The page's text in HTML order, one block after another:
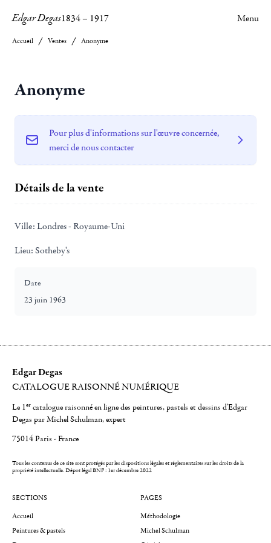
Edgar Degas1834– 1917 Menu
Accueil Ventes Anonyme
Anonyme
Pour plus d'informations sur l'œuvre concernée,
merci de nous contacter
Détails de la vente
Ville: Londres - Royaume-Uni
Lieu: Sotheby's
Date
23 juin 1963
Edgar Degas
CATALOGUE RAISONNÉ NUMÉRIQUE
Le 1er catalogue raisonné en ligne des peintures, pastels et dessins d'Edgar
Degas par Michel Schulman, expert
75014 Paris - France
Tous les contenus de ce site sont protégés par les dispositions légales et réglementaires sur les droits de la
propriété intellectuelle.Dépot légal BNF : 1er décembre 2022
SECTIONS
Accueil
Peintures & pastels
PAGES
Méthodologie
Michel Schulman